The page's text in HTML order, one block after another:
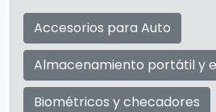
Accesorios para Auto
Almacenamiento portátil y
Biométricos y checadores